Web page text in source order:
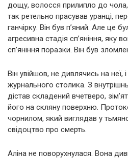
дощу, волосся прилипло до чола,
так ретельно прасував уранці,
ганчірку. Він був п’яний. Але це
агресивна стадія сп’яніння, яку
сп’яніння поразки. Він був
Він увійшов, не дивлячись на
журнального столика. З
дістав складений вчетверо,
його на скляну поверхню.
чорнилом, який виглядав у
свідоцтво про смерть.
Аліна не поворухнулася. Вона